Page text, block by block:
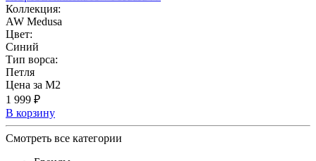
Коллекция:
AW Medusa
Цвет:
Синий
Тип ворса:
Петля
Цена за М2
1 999 ₽
В корзину
Смотреть все категории